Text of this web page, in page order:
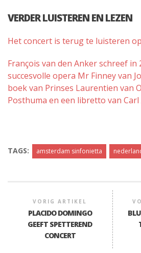
VERDER LUISTEREN EN LEZEN
Het concert is terug te luisteren
François van den Anker schreef in
succesvolle opera Mr Finney van
boek van Prinses Laurentien van
Posthuma en een libretto van Carl
TAGS: amsterdam sinfonietta
VORIG ARTIKEL
PLACIDO DOMINGO
GEEFT SPETTEREND
CONCERT